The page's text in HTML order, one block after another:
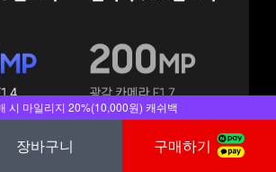
시 마일리지 20%(10,000원) 캐쉬백
장바구니 구매하기